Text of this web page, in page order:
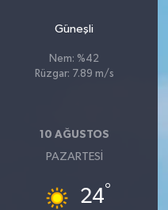
Güneşli
Nem: %42
Rüzgar: 7.89 m/s
10 AĞUSTOS
PAZARTESI
24°